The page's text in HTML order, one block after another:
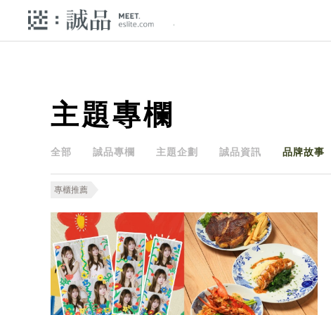
主題專欄
全部 誠品專欄 主題企劃 誠品資訊 品牌故事
專櫃推薦